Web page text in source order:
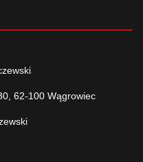
62-100 Wągrowiec